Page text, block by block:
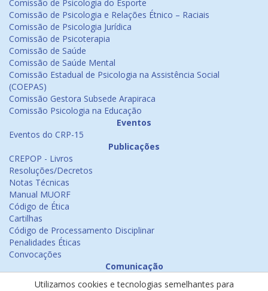
Comissão de Psicologia do Esporte
Comissão de Psicologia e Relações Étnico – Raciais
Comissão de Psicologia Jurídica
Comissão de Psicoterapia
Comissão de Saúde
Comissão de Saúde Mental
Comissão Estadual de Psicologia na Assistência Social
(COEPAS)
Comissão Gestora Subsede Arapiraca
Comissão Psicologia na Educação
Eventos
Eventos do CRP-15
Publicações
CREPOP - Livros
Resoluções/Decretos
Notas Técnicas
Manual MUORF
Código de Ética
Cartilhas
Código de Processamento Disciplinar
Penalidades Éticas
Convocações
Comunicação
Utilizamos cookies e tecnologias semelhantes para